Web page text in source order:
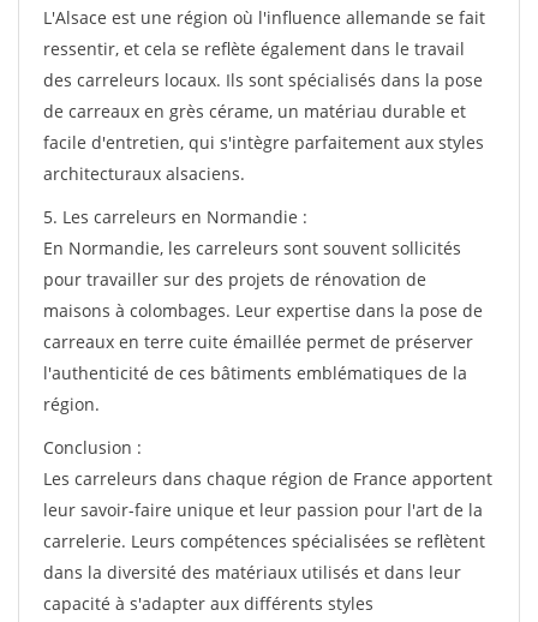
L'Alsace est une région où l'influence allemande se fait
ressentir, et cela se reflète également dans le travail
des carreleurs locaux. Ils sont spécialisés dans la pose
de carreaux en grès cérame, un matériau durable et
facile d'entretien, qui s'intègre parfaitement aux styles
architecturaux alsaciens.
5. Les carreleurs en Normandie :
En Normandie, les carreleurs sont souvent sollicités
pour travailler sur des projets de rénovation de
maisons à colombages. Leur expertise dans la pose de
carreaux en terre cuite émaillée permet de préserver
l'authenticité de ces bâtiments emblématiques de la
région.
Conclusion :
Les carreleurs dans chaque région de France apportent
leur savoir-faire unique et leur passion pour l'art de la
carrelerie. Leurs compétences spécialisées se reflètent
dans la diversité des matériaux utilisés et dans leur
capacité à s'adapter aux différents styles